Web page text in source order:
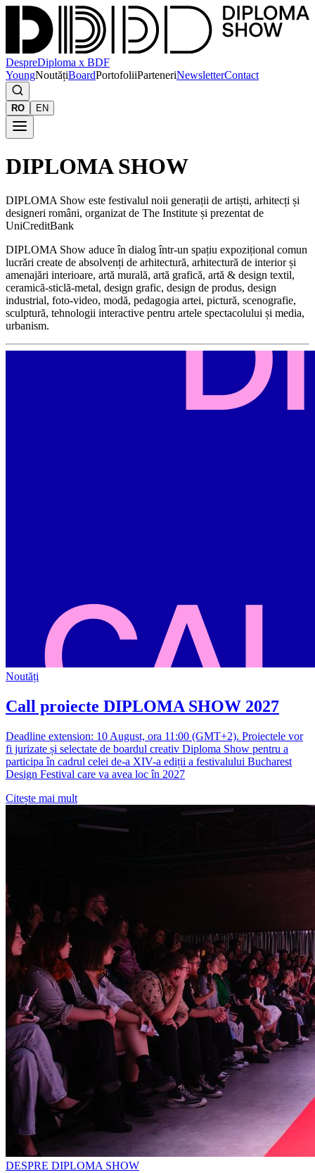
DespreDiploma x BDF
YoungNoutățiBoardPortofoliiParteneriNewsletterContact
RO EN
DIPLOMA SHOW
DIPLOMA Show este festivalul noii generații de artiști, arhitecți și
designeri români, organizat de The Institute și prezentat de
UniCreditBank
DIPLOMA Show aduce în dialog într-un spațiu expozițional comun
lucrări create de absolvenți de arhitectură, arhitectură de interior și
amenajări interioare, artă murală, artă grafică, artă & design textil,
ceramică-sticlă-metal, design grafic, design de produs, design
industrial, foto-video, modă, pedagogia artei, pictură, scenografie,
sculptură, tehnologii interactive pentru artele spectacolului și media,
urbanism.
Noutăți
Call proiecte DIPLOMA SHOW 2027
Deadline extension: 10 August, ora 11:00 (GMT+2). Proiectele vor
fi jurizate și selectate de boardul creativ Diploma Show pentru a
participa în cadrul celei de-a XIV-a ediții a festivalului Bucharest
Design Festival care va avea loc în 2027
Citește mai mult
DESPRE DIPLOMA SHOW